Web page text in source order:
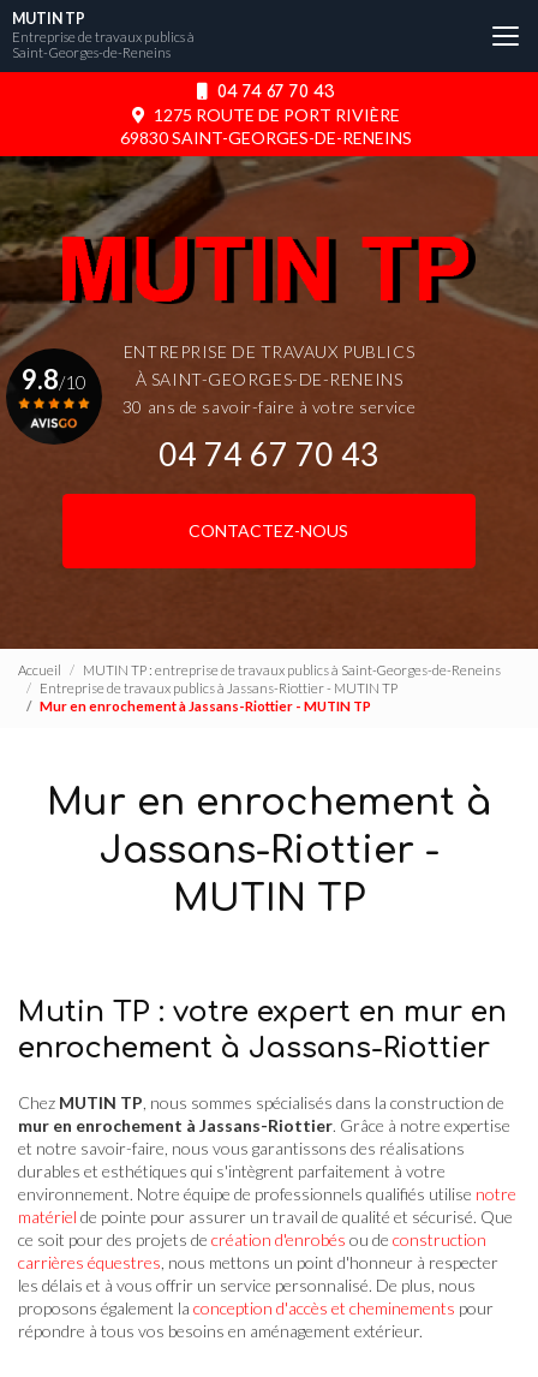
Aller
au
contenu
04 74 67 70 43
1275 ROUTE DE PORT RIVIÈRE
69830 SAINT-GEORGES-DE-RENEINS
MUTIN TP
Entreprise de travaux publics à
Saint-Georges-de-Reneins
ENTREPRISE DE TRAVAUX PUBLICS
À SAINT-GEORGES-DE-RENEINS
30 ans de savoir-faire à votre service
04 74 67 70 43
CONTACTEZ-NOUS
9.8/10
Accueil
MUTIN TP : entreprise de travaux publics à Saint-Georges-de-Reneins
Entreprise de travaux publics à Jassans-Riottier - MUTIN TP
Mur en enrochement à Jassans-Riottier - MUTIN TP
Mur en enrochement à
Jassans-Riottier -
MUTIN TP
Mutin TP : votre expert en mur en
enrochement à Jassans-Riottier
Chez MUTIN TP , nous sommes spécialisés dans la construction de
mur en enrochement à Jassans-Riottier. Grâce à notre expertise
et notre savoir-faire, nous vous garantissons des réalisations
durables et esthétiques qui s'intègrent parfaitement à votre
environnement. Notre équipe de professionnels qualifiés utilise notre
matériel de pointe pour assurer un travail de qualité et sécurisé. Que
ce soit pour des projets de création d'enrobés ou de construction
carrières équestres , nous mettons un point d'honneur à respecter
les délais et à vous offrir un service personnalisé. De plus, nous
proposons également la conception d'accès et cheminements pour
répondre à tous vos besoins en aménagement extérieur.